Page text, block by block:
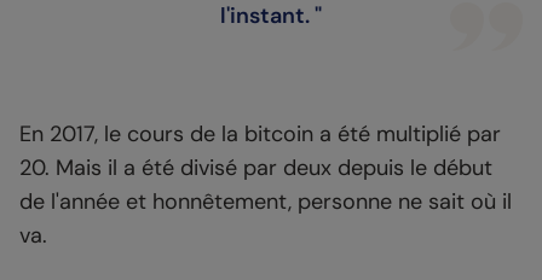
l'instant. "
En 2017, le cours de la bitcoin a été multiplié par
20. Mais il a été divisé par deux depuis le début
de l'année et honnêtement, personne ne sait où il
va.